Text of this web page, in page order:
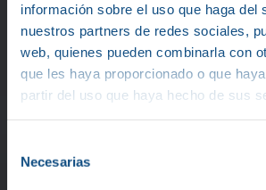
información sobre el uso que haga del
nuestros partners de redes sociales,
web, quienes pueden combinarla con
que les haya proporcionado o que
partir del uso que haya hecho de sus
Necesarias
Crece con impacto, convalentía, con
Consultoría
de negociopara
empresasque
crecer